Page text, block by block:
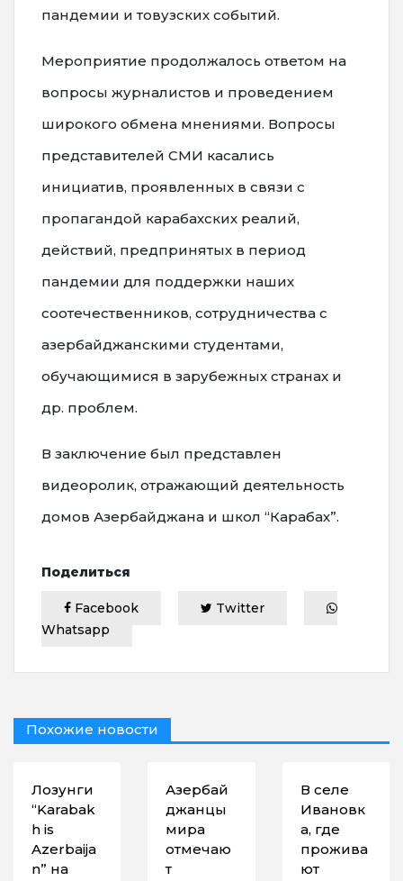
пандемии и товузских событий.
Мероприятие продолжалось ответом на
вопросы журналистов и проведением
широкого обмена мнениями. Вопросы
представителей СМИ касались
инициатив, проявленных в связи с
пропагандой карабахских реалий,
действий, предпринятых в период
пандемии для поддержки наших
соотечественников, сотрудничества с
азербайджанскими студентами,
обучающимися в зарубежных странах и
др. проблем.
В заключение был представлен
видеоролик, отражающий деятельность
домов Азербайджана и школ “Карабах”.
Поделиться
Facebook
Twitter
Whatsapp
Похожие новости
Лозунги
“Karabak
h is
Azerbaija
n” на
Азербай
джанцы
мира
отмечаю
т
В селе
Ивановк
а, где
прожива
ют